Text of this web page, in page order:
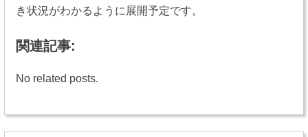
き状況がわかるように展開予定です。
関連記事:
No related posts.